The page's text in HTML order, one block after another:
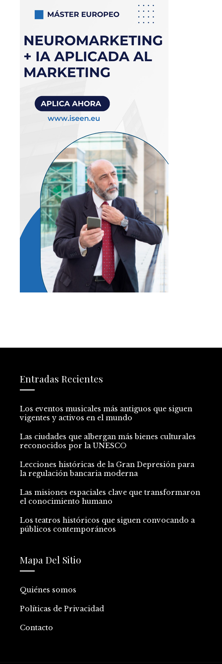
Entradas Recientes
Los eventos musicales más antiguos que siguen
vigentes y activos en el mundo
Las ciudades que albergan más bienes culturales
reconocidos por la UNESCO
Lecciones históricas de la Gran Depresión para
la regulación bancaria moderna
Las misiones espaciales clave que transformaron
el conocimiento humano
Los teatros históricos que siguen convocando a
públicos contemporáneos
Mapa Del Sitio
Quiénes somos
Políticas de Privacidad
Contacto